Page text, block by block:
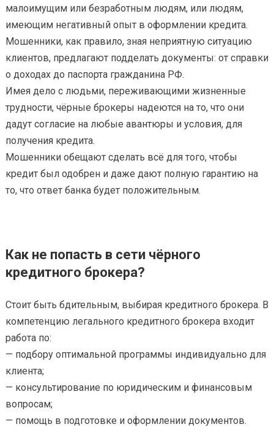
малоимущим или безработным людям, или людям,
имеющим негативный опыт в оформлении кредита.
Мошенники, как правило, зная неприятную ситуацию
клиентов, предлагают подделать документы: от справки
о доходах до паспорта гражданина РФ.
Имея дело с людьми, переживающими жизненные
трудности, чёрные брокеры надеются на то, что они
дадут согласие на любые авантюры и условия, для
получения кредита.
Мошенники обещают сделать всё для того, чтобы
кредит был одобрен и даже дают полную гарантию на
то, что ответ банка будет положительным.
Как не попасть в сети чёрного
кредитного брокера?
Стоит быть бдительным, выбирая кредитного брокера. В
компетенцию легального кредитного брокера входит
работа по:
— подбору оптимальной программы индивидуально для
клиента;
— консультирование по юридическим и финансовым
вопросам;
— помощь в подготовке и оформлении документов.